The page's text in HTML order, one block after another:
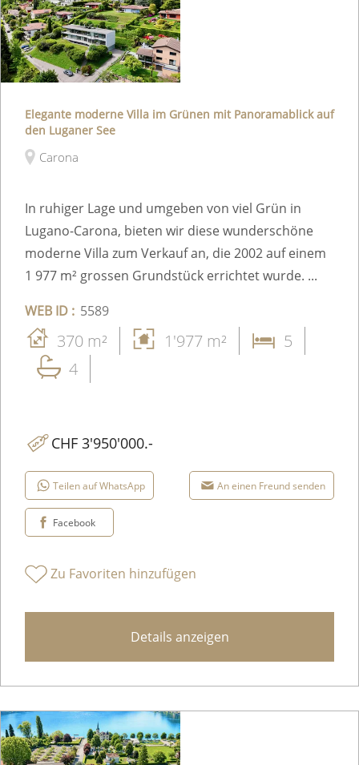
Elegante moderne Villa im Grünen mit Panoramablick auf
den Luganer See
Carona
In ruhiger Lage und umgeben von viel Grün in
Lugano-Carona, bieten wir diese wunderschöne
moderne Villa zum Verkauf an, die 2002 auf einem
1 977 m² grossen Grundstück errichtet wurde. ...
WEB ID : 5589
370 m² 1'977 m²
5
4
CHF 3'950'000.-
Teilen auf WhatsApp An einen Freund senden
Facebook
Zu Favoriten hinzufügen
Details anzeigen